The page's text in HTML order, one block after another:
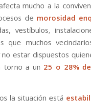
mucho a la
de morosidad
vestíbulos,
que muchos
estar dispuestos
torno a un 25 o 28%
la situación está